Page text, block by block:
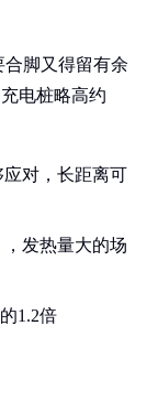
脚又得留有余
电桩略高约
对，长距离可
发热量大的场
1.2倍